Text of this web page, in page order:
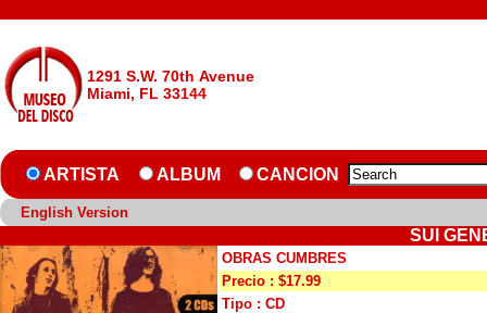
1291 S.W. 70th Avenue
Miami, FL 33144
ARTISTA ALBUM CANCION
English Version
SUI
OBRAS CUMBRES
Precio : $17.99
Tipo : CD